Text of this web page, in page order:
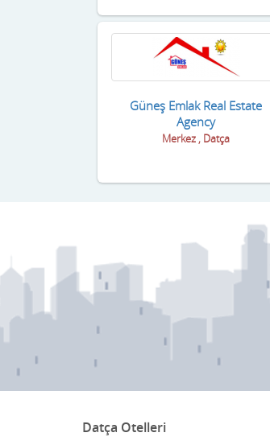
Güneş Emlak Real Estate
Agency
Merkez , Datça
Datça Otelleri